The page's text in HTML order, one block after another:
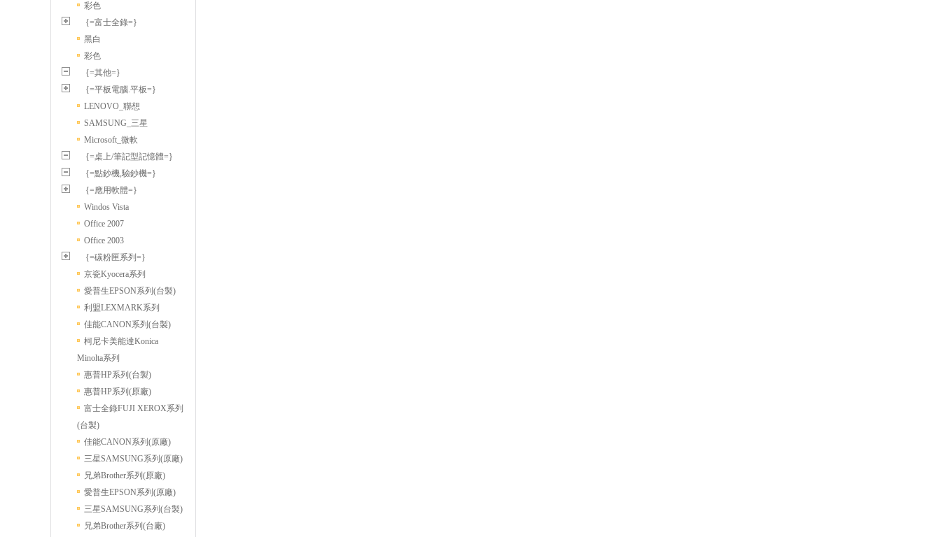
彩色
{=富士全錄=}
黑白
彩色
{=其他=}
{=平板電腦.平板=}
LENOVO_聯想
SAMSUNG_三星
Microsoft_微軟
{=桌上/筆記型記憶體=}
{=點鈔機,驗鈔機=}
{=應用軟體=}
Windos Vista
Office 2007
Office 2003
{=碳粉匣系列=}
京瓷Kyocera系列
愛普生EPSON系列(台製)
利盟LEXMARK系列
佳能CANON系列(台製)
柯尼卡美能達Konica
Minolta系列
惠普HP系列(台製)
惠普HP系列(原廠)
富士全錄FUJI XEROX系列
(台製)
佳能CANON系列(原廠)
三星SAMSUNG系列(原廠)
兄弟Brother系列(原廠)
愛普生EPSON系列(原廠)
三星SAMSUNG系列(台製)
兄弟Brother系列(台廠)